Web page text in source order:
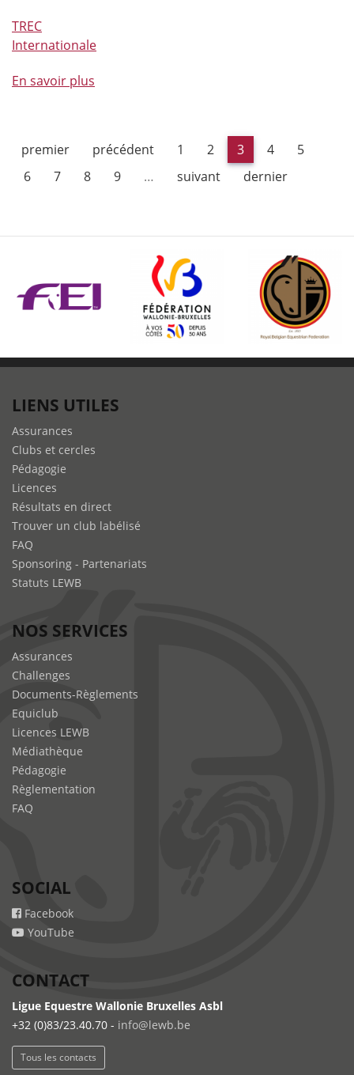
TREC
Internationale
En savoir plus
aux
amateurs
le
est
prêt
premier précédent 1 2 3 4
5
6
7 8 9 … suivant dernier
LIENS UTILES
Assurances
Clubs et cercles
Pédagogie
Licences
Résultats en direct
Trouver un club labélisé
FAQ
Sponsoring - Partenariats
Statuts LEWB
NOS SERVICES
Assurances
Challenges
Documents-Règlements
Equiclub
Licences LEWB
Médiathèque
Pédagogie
Règlementation
FAQ
SOCIAL
Facebook
YouTube
CONTACT
Ligue Equestre Wallonie Bruxelles Asbl
+32 (0)83/23.40.70 - info@lewb.be
Tous les contacts